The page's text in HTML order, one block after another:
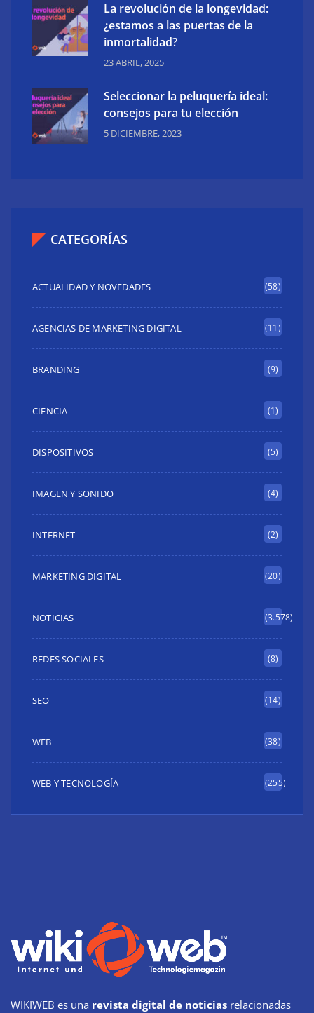
La revolución de la longevidad:
¿estamos a las puertas de la
inmortalidad?
23 ABRIL, 2025
Seleccionar la peluquería ideal:
consejos para tu elección
5 DICIEMBRE, 2023
CATEGORÍAS
ACTUALIDAD Y NOVEDADES (58)
AGENCIAS DE MARKETING DIGITAL (11)
BRANDING (9)
CIENCIA (1)
DISPOSITIVOS (5)
IMAGEN Y SONIDO (4)
INTERNET (2)
MARKETING DIGITAL (20)
NOTICIAS (3.578)
REDES SOCIALES (8)
SEO (14)
WEB (38)
WEB Y TECNOLOGÍA (255)
WIKIWEB es una revista digital de noticias relacionadas